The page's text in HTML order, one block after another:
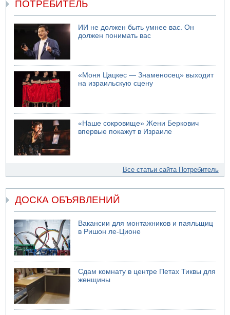
ПОТРЕБИТЕЛЬ
ИИ не должен быть умнее вас. Он
должен понимать вас
«Моня Цацкес — Знаменосец» выходит
на израильскую сцену
«Наше сокровище» Жени Беркович
впервые покажут в Израиле
Все статьи сайта Потребитель
ДОСКА ОБЪЯВЛЕНИЙ
Вакансии для монтажников и паяльщиц
в Ришон ле-Ционе
Сдам комнату в центре Петах Тиквы для
женщины